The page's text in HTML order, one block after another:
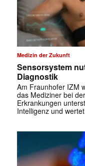
Medizin der Zukunft
Sensorsystem
Diagnostik
Am Fraunhofer IZM
das Mediziner bei
Erkrankungen
Intelligenz und